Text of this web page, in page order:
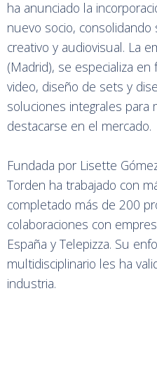
ha anunciado la
nuevo socio,
creativo y audiovisual. La
(Madrid), se especializa
video, diseño de sets y
soluciones integrales para
destacarse en el mercado.
Fundada por Lisette
Torden ha trabajado con
completado más de 200
colaboraciones con
España y Telepizza. Su
multidisciplinario les ha
industria.